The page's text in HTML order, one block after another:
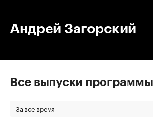
Андрей Загорский
Все выпуски программы
За все время